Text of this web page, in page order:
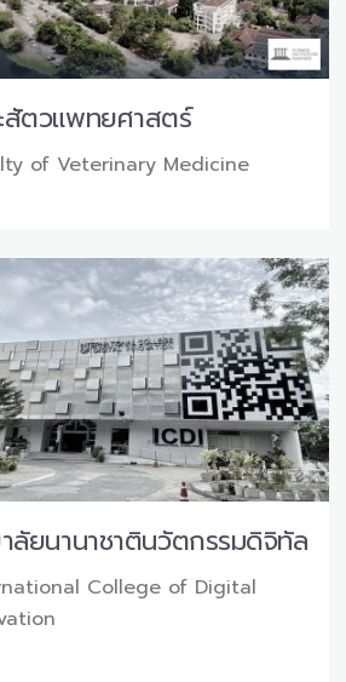
ตวแพทยศาสตร์
of Veterinary Medicine
ลัยนานาชาตินวัตกรรมดิจิทัล
College of Digital